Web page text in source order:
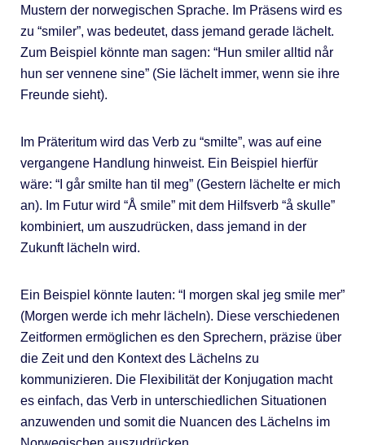
Mustern der norwegischen Sprache. Im Präsens wird es
zu “smiler”, was bedeutet, dass jemand gerade lächelt.
Zum Beispiel könnte man sagen: “Hun smiler alltid når
hun ser vennene sine” (Sie lächelt immer, wenn sie ihre
Freunde sieht).
Im Präteritum wird das Verb zu “smilte”, was auf eine
vergangene Handlung hinweist. Ein Beispiel hierfür
wäre: “I går smilte han til meg” (Gestern lächelte er mich
an). Im Futur wird “Å smile” mit dem Hilfsverb “å skulle”
kombiniert, um auszudrücken, dass jemand in der
Zukunft lächeln wird.
Ein Beispiel könnte lauten: “I morgen skal jeg smile mer”
(Morgen werde ich mehr lächeln). Diese verschiedenen
Zeitformen ermöglichen es den Sprechern, präzise über
die Zeit und den Kontext des Lächelns zu
kommunizieren. Die Flexibilität der Konjugation macht
es einfach, das Verb in unterschiedlichen Situationen
anzuwenden und somit die Nuancen des Lächelns im